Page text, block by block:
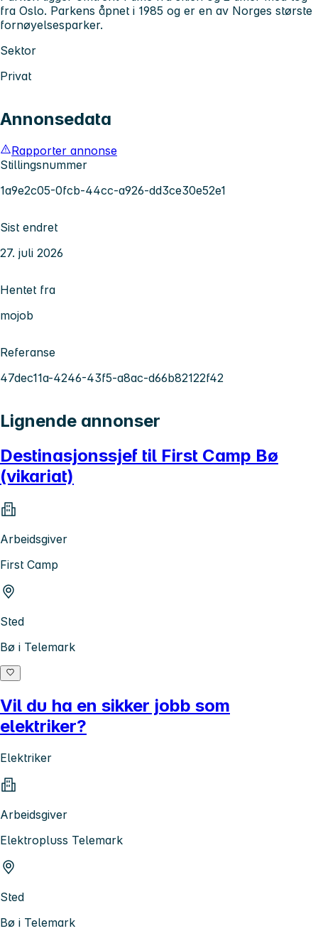
fra Oslo. Parkens åpnet i 1985 og er en av Norges største
fornøyelsesparker.
Sektor
Privat
Annonsedata
Rapporter annonse
Stillingsnummer
1a9e2c05-0fcb-44cc-a926-dd3ce30e52e1
Sist endret
27. juli 2026
Hentet fra
mojob
Referanse
47dec11a-4246-43f5-a8ac-d66b82122f42
Lignende annonser
Destinasjonssjef til First Camp Bø
(vikariat)
Arbeidsgiver
First Camp
Sted
Bø i Telemark
Vil du ha en sikker jobb som
elektriker?
Elektriker
Arbeidsgiver
Elektropluss Telemark
Sted
Bø i Telemark